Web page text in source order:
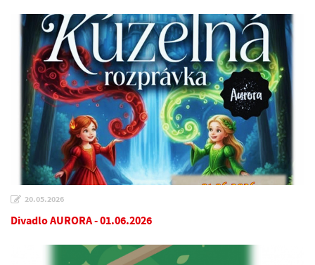
20.05.2026
Divadlo AURORA - 01.06.2026